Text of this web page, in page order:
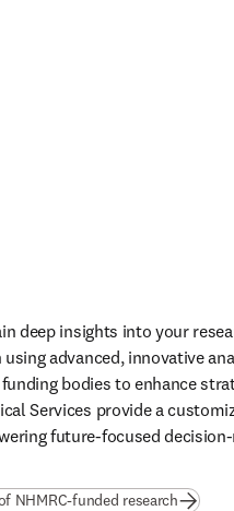
deep insights into your
advanced, innovative
bodies to enhance
Services provide a
future-focused
NHMRC-funded research(在新的